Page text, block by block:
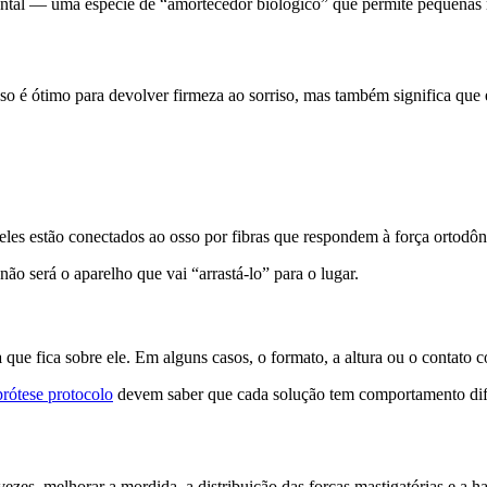
é ótimo para devolver firmeza ao sorriso, mas também significa
estão conectados ao osso por fibras que respondem à força
será o aparelho que vai “arrastá-lo” para o lugar.
que fica sobre ele. Em alguns casos, o formato, a altura ou o contato
protocolo devem saber que cada solução tem comportamento